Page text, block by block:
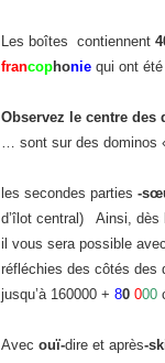
Les boîtes contiennent
francophonie qui ont
Observez le centre
… sont sur des dominos
les secondes parties -
d’îlot central) Ainsi, dès
il vous sera possible
réfléchies des côtés des
jusqu’à 160000 + 80 000
Avec ouï-dire et après-